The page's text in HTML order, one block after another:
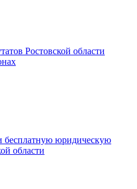
Ростовской области
бесплатную юридическую
области